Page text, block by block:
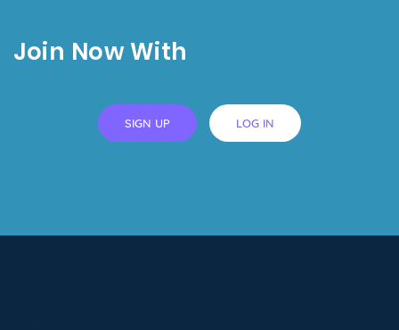
Join Now With
SIGN UP LOG IN